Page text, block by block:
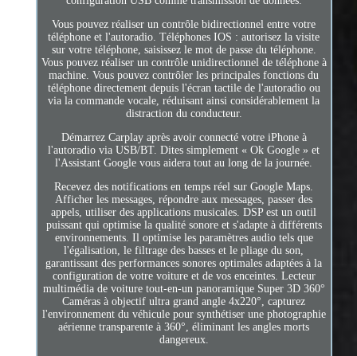
Vous pouvez réaliser un contrôle bidirectionnel entre votre
téléphone et l'autoradio. Téléphones IOS : autorisez la visite
sur votre téléphone, saisissez le mot de passe du téléphone.
Vous pouvez réaliser un contrôle unidirectionnel de téléphone à
machine. Vous pouvez contrôler les principales fonctions du
téléphone directement depuis l'écran tactile de l'autoradio ou
via la commande vocale, réduisant ainsi considérablement la
distraction du conducteur.
Démarrez Carplay après avoir connecté votre iPhone à
l'autoradio via USB/BT. Dites simplement « Ok Google » et
l'Assistant Google vous aidera tout au long de la journée.
Recevez des notifications en temps réel sur Google Maps.
Afficher les messages, répondre aux messages, passer des
appels, utiliser des applications musicales. DSP est un outil
puissant qui optimise la qualité sonore et s'adapte à différents
environnements. Il optimise les paramètres audio tels que
l'égalisation, le filtrage des basses et le pliage du son,
garantissant des performances sonores optimales adaptées à la
configuration de votre voiture et de vos enceintes. Lecteur
multimédia de voiture tout-en-un panoramique Super 3D 360°
Caméras à objectif ultra grand angle 4x220°, capturez
l'environnement du véhicule pour synthétiser une photographie
aérienne transparente à 360°, éliminant les angles morts
dangereux.